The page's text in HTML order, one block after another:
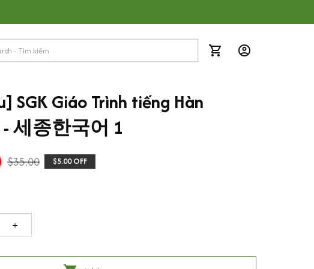
SGK Giáo Trình tiếng Hàn
- 세종한국어 1
$35.00 $5.00 OFF